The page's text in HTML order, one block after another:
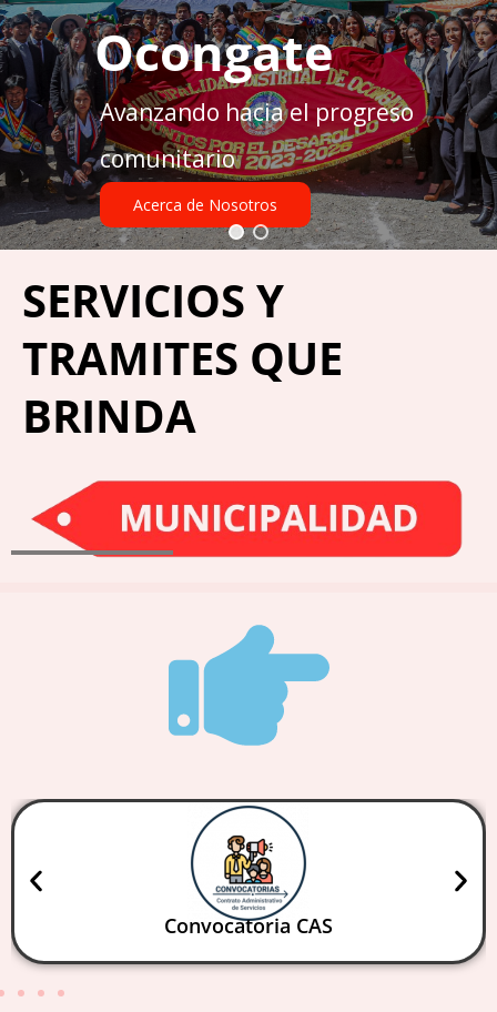
Ocongate
Avanzando hacia el progreso
comunitario
Acerca de Nosotros
SERVICIOS Y
TRAMITES QUE
BRINDA
Convocatoria CAS